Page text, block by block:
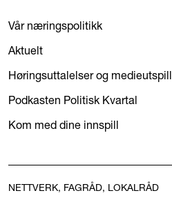
Vår næringspolitikk
Aktuelt
Høringsuttalelser og medieutspill
Podkasten Politisk Kvartal
Kom med dine innspill
NETTVERK, FAGRÅD, LOKALRÅD